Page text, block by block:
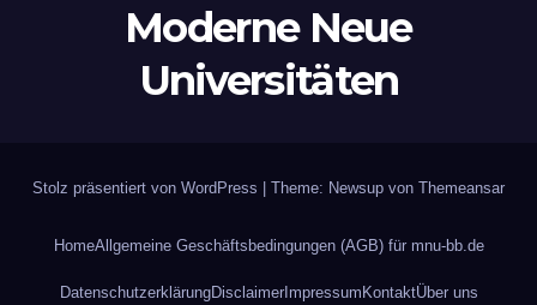
Moderne Neue
Universitäten
Stolz präsentiert von WordPress | Theme: Newsup von Themeansar
HomeAllgemeine Geschäftsbedingungen (AGB) für mnu-bb.de
DatenschutzerklärungDisclaimerImpressum KontaktÜber uns